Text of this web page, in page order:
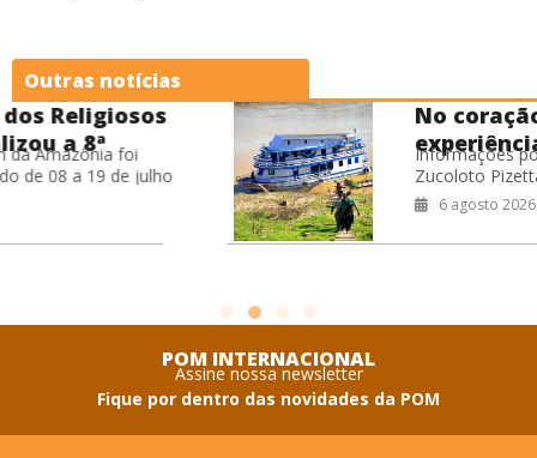
Outras notícias
No coração da Amazônia: a
experiência missionária no
Barco Hospital Laguna
Negra
Informações por: seminaristas Marciel
Zucoloto Pizetta Matheus Luiz, Vinicius
Leite de Oliveira Willian Miranda Cardoso
Durante o período de férias do
seminário, os seminaristas
6 agosto 2026
POM INTERNACIONAL
Assine nossa newsletter
Fique por dentro das novidades da POM